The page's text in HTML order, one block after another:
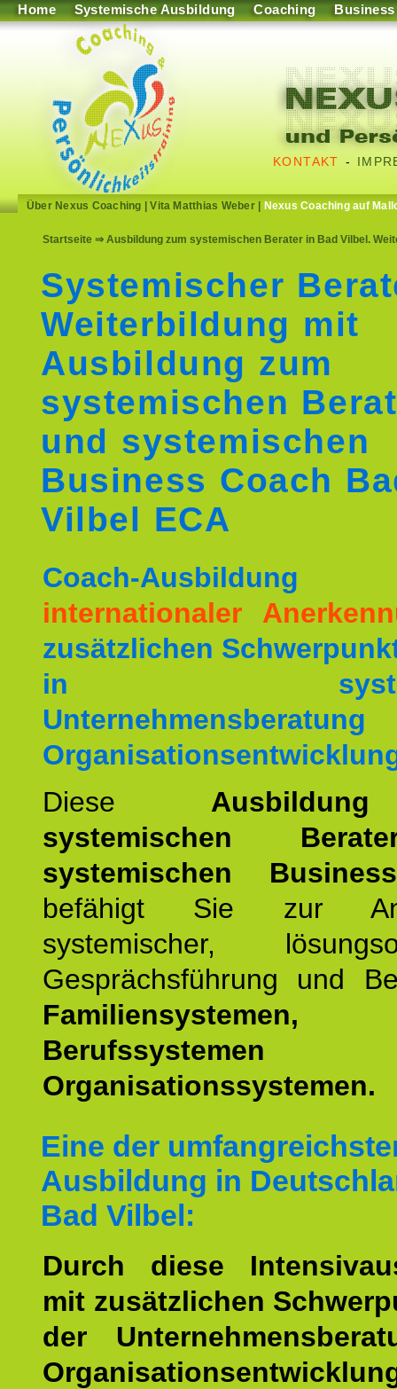
Home Systemische Ausbildung Coaching Business
KONTAKT -
Über Nexus Coaching |Vita Matthias Weber| Nexus Coaching auf
Startseite ⇒ Ausbildung zum systemischen Berater in Bad Vilbel.
Systemischer
Weiterbildung mit
Ausbildung zum
systemischen
und systemischen
Business Coach
Vilbel ECA
Coach-
internationaler
zusätzlichen
in
Diese
systemischen
systemischen
befähigt Sie zur
systemischer,
Gesprächsführung und
Familiensystemen,
Organisationssystemen.
Eine der
Ausbildung in
Bad Vilbel:
Durch diese
mit zusätzlichen
der